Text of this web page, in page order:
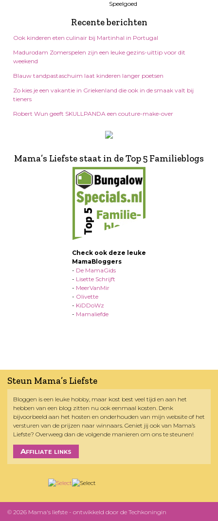
Recente berichten
Ook kinderen eten culinair bij Martinhal in Portugal
Madurodam Zomerspelen zijn een leuke gezins-uittip voor dit
weekend
Blauw tandpastaschuim laat kinderen langer poetsen
Zo kies je een vakantie in Griekenland die ook in de smaak valt bij
tieners
Robert Wun geeft SKULLPANDA een couture-make-over
Mama’s Liefste staat in de Top 5 Familieblogs
Check ook deze leuke
MamaBloggers
- De MamaGids
- Lisette Schrijft
- MeerVanMir
- Olivette
- KiDDoWz
- Mamaliefde
Steun Mama’s Liefste
Bloggen is een leuke hobby, maar kost best veel tijd en aan het
hebben van een blog zitten nu ook eenmaal kosten. Denk
bijvoorbeeld aan het hosten en onderhouden van mijn website of het
versturen van de prijzen naar winnaars. Geniet jij ook van Mama’s
Liefste? Overweeg dan de volgende manieren om ons te steunen!
Affiliate links
© 2026 Mama's liefste - ontwikkeld door de Techkoningin